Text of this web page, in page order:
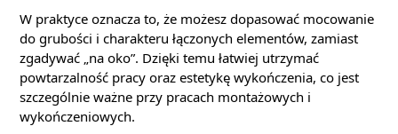
W praktyce oznacza to, że możesz dopasować mocowanie
do grubości i charakteru łączonych elementów, zamiast
zgadywać „na oko”. Dzięki temu łatwiej utrzymać
powtarzalność pracy oraz estetykę wykończenia, co jest
szczególnie ważne przy pracach montażowych i
wykończeniowych.